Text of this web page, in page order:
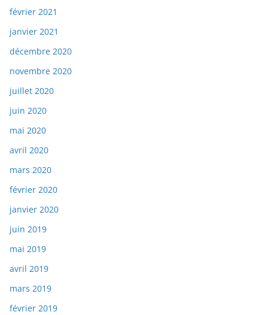
février 2021
janvier 2021
décembre 2020
novembre 2020
juillet 2020
juin 2020
mai 2020
avril 2020
mars 2020
février 2020
janvier 2020
juin 2019
mai 2019
avril 2019
mars 2019
février 2019